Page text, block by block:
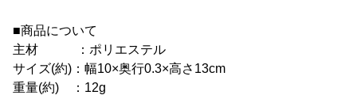
■商品について
主材 ：ポリエステル
サイズ(約)：幅10×奥行0.3×高さ13cm
重量(約) ：12g